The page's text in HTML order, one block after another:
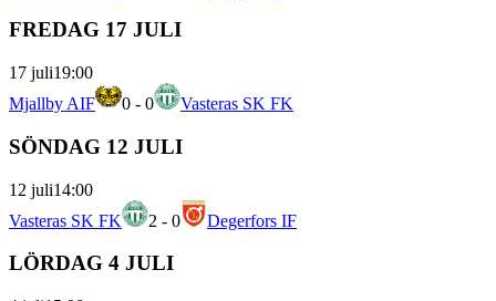
FREDAG 17 JULI
17 juli19:00
Mjallby AIF
0 - 0 Vasteras SK FK
SÖNDAG 12 JULI
12 juli14:00
Vasteras SK FK
2 - 0 Degerfors IF
LÖRDAG 4 JULI